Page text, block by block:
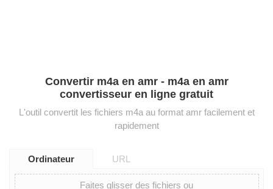
Convertir m4a en amr - m4a en amr
convertisseur en ligne gratuit
L'outil convertit les fichiers m4a au format amr facilement et
rapidement
Ordinateur URL
Faites glisser des fichiers ou